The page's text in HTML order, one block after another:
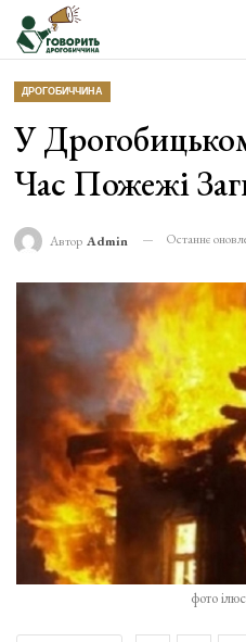
ДРОГОБИЧЧИНА
У
Час Пожежі
Автор Admin Останнє
фото